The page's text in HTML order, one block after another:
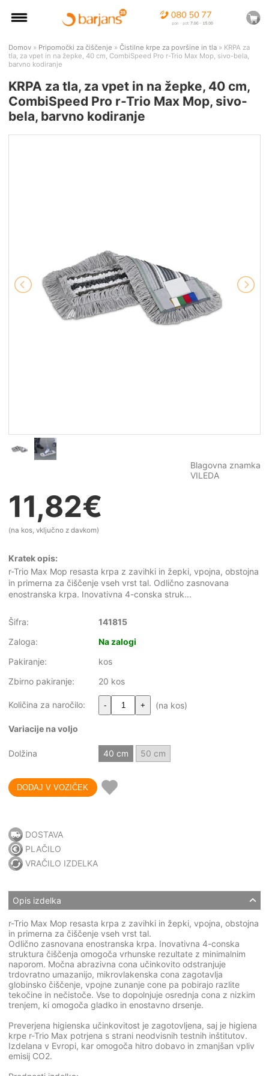
Domov » Pripomočki za čiščenje » Čistilne krpe za površine in tla » KRPA za
tla, za vpet in na žepke, 40 cm, CombiSpeed Pro r-Trio Max Mop, sivo-bela,
barvno kodiranje
KRPA za tla, za vpet in na žepke, 40 cm,
CombiSpeed Pro r-Trio Max Mop, sivo-
bela, barvno kodiranje
Blagovna znamka
VILEDA
11,82€
(na kos, vključno z davkom)
Kratek opis:
r-Trio Max Mop resasta krpa z zavihki in žepki, vpojna, obstojna
in primerna za čiščenje vseh vrst tal. Odlično zasnovana
enostranska krpa. Inovativna 4-conska struk...
Šifra:
141815
Zaloga:
Na zalogi
Pakiranje:
kos
Zbirno pakiranje:
20 kos
Količina za naročilo: - + (na kos)
Variacije na voljo
Dolžina 40 cm 50 cm
DOSTAVA
PLAČILO
VRAČILO IZDELKA
Opis izdelka
r-Trio Max Mop resasta krpa z zavihki in žepki, vpojna, obstojna
in primerna za čiščenje vseh vrst tal.
Odlično zasnovana enostranska krpa. Inovativna 4-conska
struktura čiščenja omogoča vrhunske rezultate z minimalnim
naporom. Močna abrazivna cona učinkovito odstranjuje
trdovratno umazanijo, mikrovlakenska cona zagotavlja
globinsko čiščenje, vpojne zunanje cone pa pobirajo razlite
tekočine in nečistoče. Vse to dopolnjuje osrednja cona z nizkim
trenjem, ki omogoča gladko in enostavno drsenje.
Preverjena higienska učinkovitost je zagotovljena, saj je higiena
krpe r-Trio Max potrjena s strani neodvisnih testnih inštitutov.
Izdelana v Evropi, kar omogoča hitro dobavo in zmanjšan vpliv
emisij CO2.